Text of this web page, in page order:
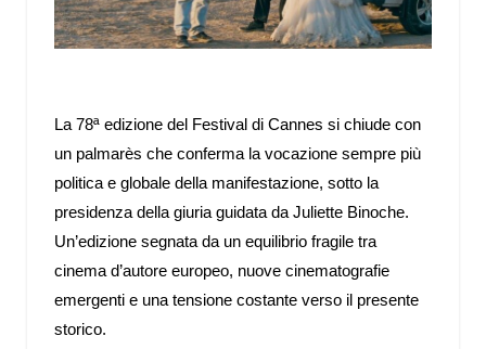
La 78ª edizione del Festival di Cannes si chiude con
un palmarès che conferma la vocazione sempre più
politica e globale della manifestazione, sotto la
presidenza della giuria guidata da Juliette Binoche.
Un’edizione segnata da un equilibrio fragile tra
cinema d’autore europeo, nuove cinematografie
emergenti e una tensione costante verso il presente
storico.